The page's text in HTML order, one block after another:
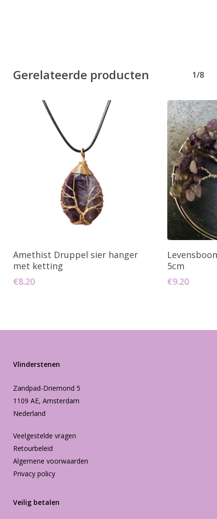
Gerelateerde producten 1/8
Toevoegen Aan Winkelwagen
Amethist Druppel sier hanger
met ketting
€8.20
5cm
€9.20
Vlinderstenen
Zandpad-Driemond 5
1109 AE, Amsterdam
Nederland
Veelgestelde vragen
Retourbeleid
Algemene voorwaarden
Privacy policy
Veilig betalen